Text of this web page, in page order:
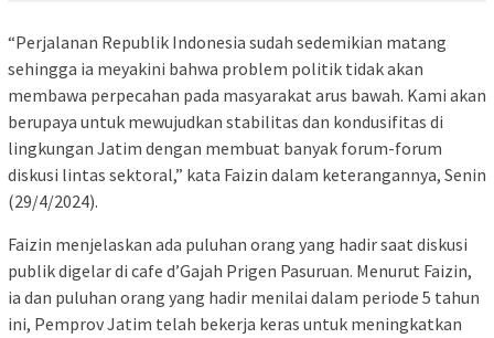
“Perjalanan Republik Indonesia sudah sedemikian matang
sehingga ia meyakini bahwa problem politik tidak akan
membawa perpecahan pada masyarakat arus bawah. Kami akan
berupaya untuk mewujudkan stabilitas dan kondusifitas di
lingkungan Jatim dengan membuat banyak forum-forum
diskusi lintas sektoral,” kata Faizin dalam keterangannya, Senin
(29/4/2024).
Faizin menjelaskan ada puluhan orang yang hadir saat diskusi
publik digelar di cafe d’Gajah Prigen Pasuruan. Menurut Faizin,
ia dan puluhan orang yang hadir menilai dalam periode 5 tahun
ini, Pemprov Jatim telah bekerja keras untuk meningkatkan